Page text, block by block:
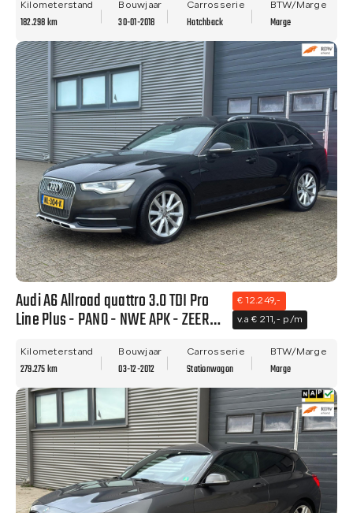
Kilometerstand
182.298 km
Bouwjaar
30-01-2018
Carrosserie
Hatchback
BTW/Marge
Marge
Audi A6 Allroad quattro 3.0 TDI Pro
Line Plus - PANO - NWE APK - ZEER
€ 12.249,-
v.a € 211,- p/m
Kilometerstand
279.275 km
Bouwjaar
03-12-2012
Carrosserie
Stationwagon
BTW/Marge
Marge